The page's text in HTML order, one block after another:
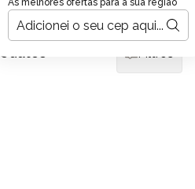
As melhores ofertas para a sua região
Filtros